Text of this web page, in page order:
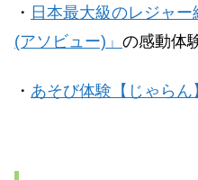
・ 日本最大級のレジャ
(アソビュー)」 の感動体
・ あそび体験【じゃらん